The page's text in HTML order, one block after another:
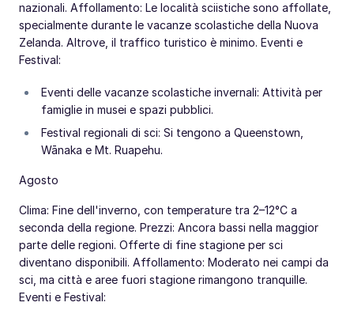
nazionali. Affollamento: Le località sciistiche sono affollate,
specialmente durante le vacanze scolastiche della Nuova
Zelanda. Altrove, il traffico turistico è minimo. Eventi e
Festival:
Eventi delle vacanze scolastiche invernali: Attività per
famiglie in musei e spazi pubblici.
Festival regionali di sci: Si tengono a Queenstown,
Wānaka e Mt. Ruapehu.
Agosto
Clima: Fine dell'inverno, con temperature tra 2–12°C a
seconda della regione. Prezzi: Ancora bassi nella maggior
parte delle regioni. Offerte di fine stagione per sci
diventano disponibili. Affollamento: Moderato nei campi da
sci, ma città e aree fuori stagione rimangono tranquille.
Eventi e Festival: